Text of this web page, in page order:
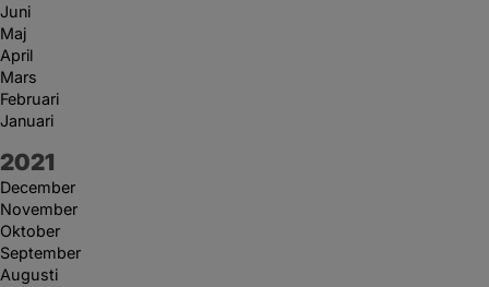
Juni
Maj
April
Mars
Februari
Januari
År:
2021
December
November
Oktober
September
Augusti